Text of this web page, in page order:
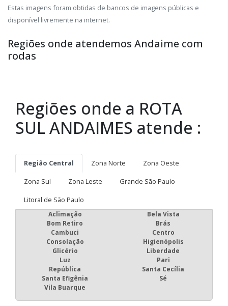
Regiões onde atendemos Andaime com
rodas
Regiões onde a ROTA
SUL ANDAIMES atende :
Região Central
Zona Oeste
Zona Leste
Grande São Paulo
Litoral de São Paulo
Aclimação
Bela Vista
Bom Retiro
Cambuci
Centro